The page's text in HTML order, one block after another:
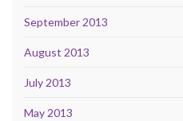
September 2013
August 2013
July 2013
May 2013